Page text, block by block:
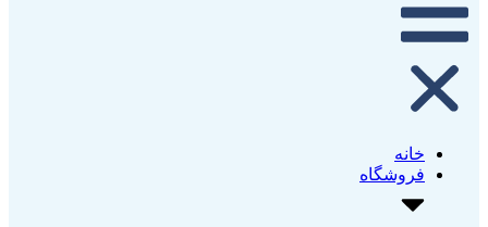
خانه
فروشگاه